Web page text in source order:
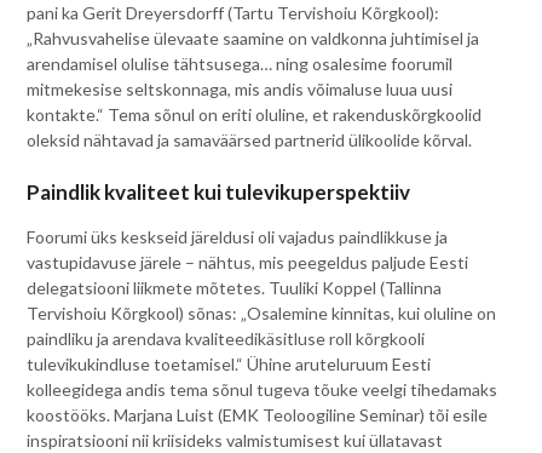
pani ka Gerit Dreyersdorff (Tartu Tervishoiu Kõrgkool):
„Rahvusvahelise ülevaate saamine on valdkonna juhtimisel ja
arendamisel olulise tähtsusega… ning osalesime foorumil
mitmekesise seltskonnaga, mis andis võimaluse luua uusi
kontakte.“ Tema sõnul on eriti oluline, et rakenduskõrgkoolid
oleksid nähtavad ja samaväärsed partnerid ülikoolide kõrval.
Paindlik kvaliteet kui tulevikuperspektiiv
Foorumi üks keskseid järeldusi oli vajadus paindlikkuse ja
vastupidavuse järele – nähtus, mis peegeldus paljude Eesti
delegatsiooni liikmete mõtetes. Tuuliki Koppel (Tallinna
Tervishoiu Kõrgkool) sõnas: „Osalemine kinnitas, kui oluline on
paindliku ja arendava kvaliteedikäsitluse roll kõrgkooli
tulevikukindluse toetamisel.“ Ühine aruteluruum Eesti
kolleegidega andis tema sõnul tugeva tõuke veelgi tihedamaks
koostööks. Marjana Luist (EMK Teoloogiline Seminar) tõi esile
inspiratsiooni nii kriisideks valmistumisest kui üllatavast